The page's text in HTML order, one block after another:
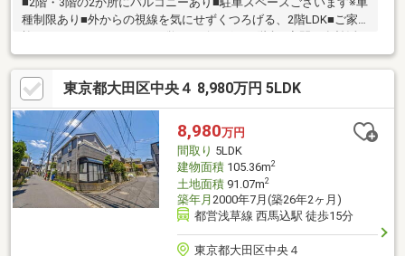
種制限あり■外からの視線を気にせずくつろげる、2階LDK■ご家
用できる壁付けキッチン■水まわりを1階に集約したスムーズな家
事動線■周辺は閑静な住宅街のため落ち着いて暮らせます■JR京浜
東北線・東急池上線・多摩川線「蒲田」駅 徒歩14分■複数路線
利用可能！交通アクセス良好の立地■通学指定校「池上第二小学
校」まで徒歩5分―リフォーム内容 2026年9月末完成予定―・キ
ッチン交換 ・浴室交換 ・トイレ交換・洗面化粧台交換 ・ク
ロス貼替 etc.
東京都大田区中央４ 8,980万円 5LDK
8,980万円
間取り 5LDK
建物面積105.36m2
土地面積91.07m2
築年月 2000年7月(築26年2ヶ月)
都営浅草線 西馬込駅 徒歩15分
東京都大田区中央４